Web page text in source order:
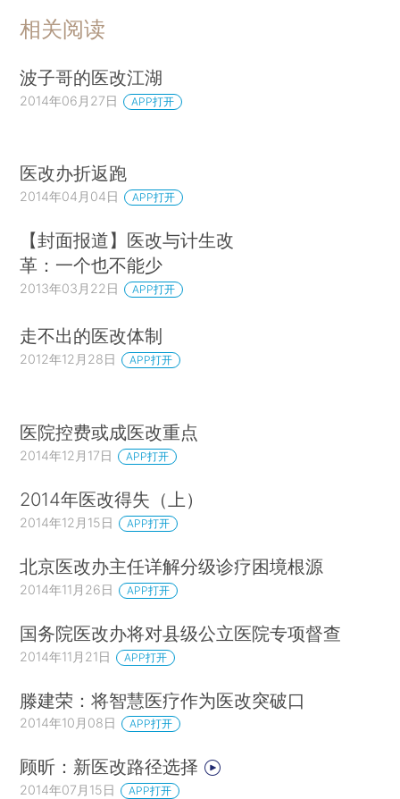
相关阅读
波子哥的医改江湖
2014年06月27日 APP打开
医改办折返跑
2014年04月04日 APP打开
【封面报道】医改与计生改
革：一个也不能少
2013年03月22日 APP打开
走不出的医改体制
2012年12月28日 APP打开
医院控费或成医改重点
2014年12月17日 APP打开
2014年医改得失（上）
2014年12月15日 APP打开
北京医改办主任详解分级诊疗困境根源
2014年11月26日 APP打开
国务院医改办将对县级公立医院专项督查
2014年11月21日 APP打开
滕建荣：将智慧医疗作为医改突破口
2014年10月08日 APP打开
顾昕：新医改路径选择
2014年07月15日 APP打开